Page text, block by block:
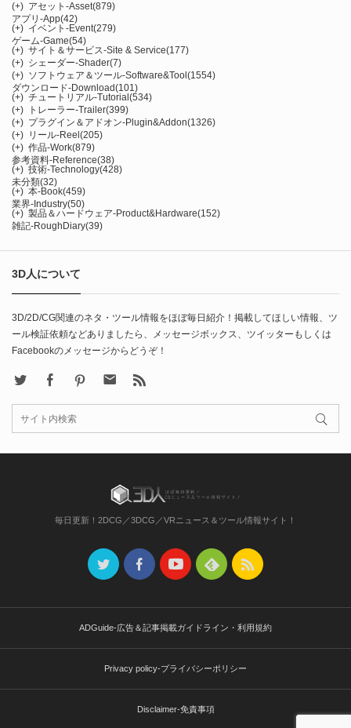
(+) アセット-Asset(879)
アプリ-App(42)
(+) イベント-Event(279)
ゲーム-Game(54)
(+) サイト＆サービス-Site & Service(177)
(+) シェーダー-Shader(7)
(+) ソフトウェア＆ツール-Software&Tool (1554)
ダウンロード-Download(101)
(+) チュートリアル-Tutorial (534)
(+)
トレーラー-Trailer(399)
(+) プラグイン＆アドオン-Plugin&Addon(1326)
(+) リール-Reel (205)
(+) 作品-Work(879)
参考資料-Reference(38)
(+) 技術-Technology(428)
未分類(32)
(+) 本-Book(459)
業界-Industry(50)
(+) 製品＆ハードウェア-Product&Hardware(152)
雑記-RoughDiary(39)
3D人について
3D/2D/CG関連のネタ・ツール情報をほぼ毎日紹介！掲載してほしい情報、ツ
ール検証依頼などありましたら、メッセージボックス、ツイッターもしくは
Facebookのメッセージからどうぞ！
FacebookPinterest Contact
毎日更新！2DCG／3DCG／VRニュース＆ツール情報サイト！
ADGuide-広告＆記事掲載ガイドライン・利用規約
Privacy policy-プライバシーポリシー
Disclaimer-免責事項